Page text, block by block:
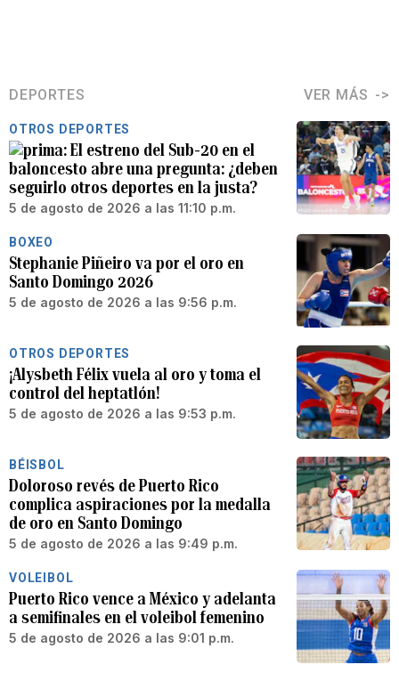
DEPORTES VER MÁS
OTROS DEPORTES
El estreno del Sub-20 en el
baloncesto abre una pregunta: ¿deben
seguirlo otros deportes en la justa?
5 de agosto de 2026 a las 11:10 p.m.
BOXEO
Stephanie Piñeiro va por el oro en
Santo Domingo 2026
5 de agosto de 2026 a las 9:56 p.m.
OTROS DEPORTES
¡Alysbeth Félix vuela al oro y toma el
control del heptatlón!
5 de agosto de 2026 a las 9:53 p.m.
BÉISBOL
Doloroso revés de Puerto Rico
complica aspiraciones por la medalla
de oro en Santo Domingo
5 de agosto de 2026 a las 9:49 p.m.
VOLEIBOL
Puerto Rico vence a México y adelanta
a semifinales en el voleibol femenino
5 de agosto de 2026 a las 9:01 p.m.